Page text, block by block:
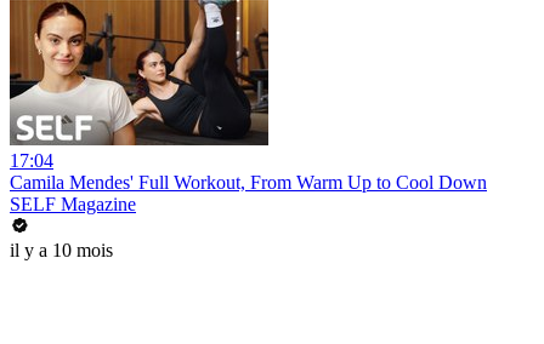
17:04
Camila Mendes' Full Workout, From Warm Up to Cool Down
SELF Magazine
il y a 10 mois